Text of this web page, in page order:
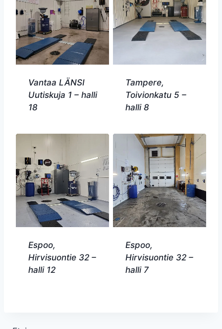
Vantaa LÄNSI
Uutiskuja 1 – halli
18
Tampere,
Toivionkatu 5 –
halli 8
Espoo,
Hirvisuontie 32 –
halli 12
Espoo,
Hirvisuontie 32 –
halli 7